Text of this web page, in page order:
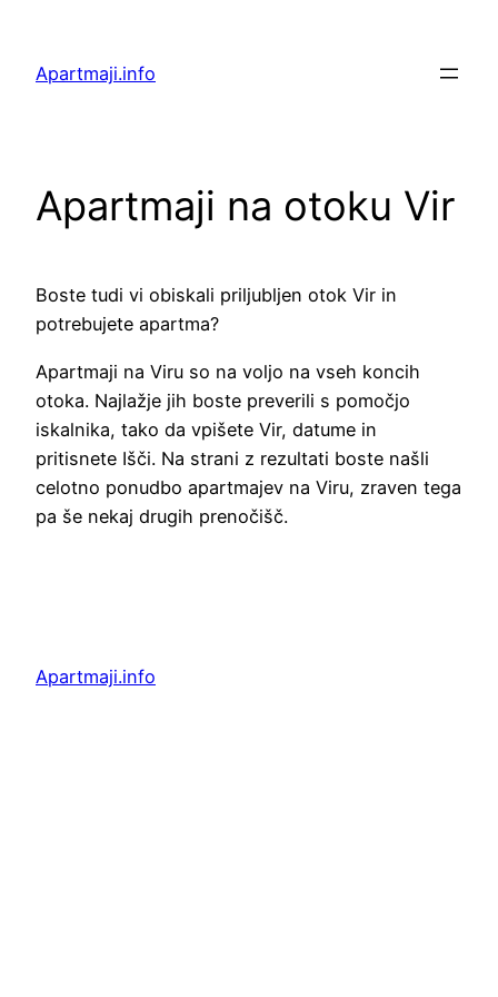
vsebino
Apartmaji.info
Apartmaji na otoku Vir
Boste tudi vi obiskali priljubljen otok Vir in
potrebujete apartma?
Apartmaji na Viru so na voljo na vseh koncih
otoka. Najlažje jih boste preverili s pomočjo
iskalnika, tako da vpišete Vir, datume in
pritisnete Išči. Na strani z rezultati boste našli
celotno ponudbo apartmajev na Viru, zraven tega
pa še nekaj drugih prenočišč.
Apartmaji.info